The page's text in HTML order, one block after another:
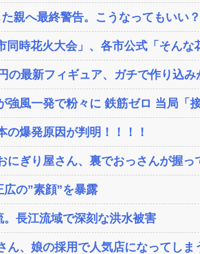
親へ最終警告。こうなってもいい？
同時花火大会」、各市公式「そんな
の最新フィギュア、ガチで作り込
強風一発で粉々に 鉄筋ゼロ 当局「
の爆発原因が判明！！！！
にぎり屋さん、裏でおっさんが握
の”素顔”を暴露
長江流域で深刻な洪水被害
ん、娘の採用で人気店になってしま